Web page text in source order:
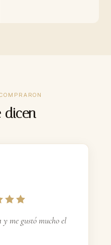
dicen
me gustó mucho el